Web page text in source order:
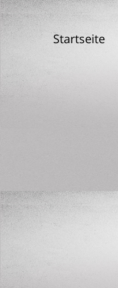
Skip
to
content
Startseite